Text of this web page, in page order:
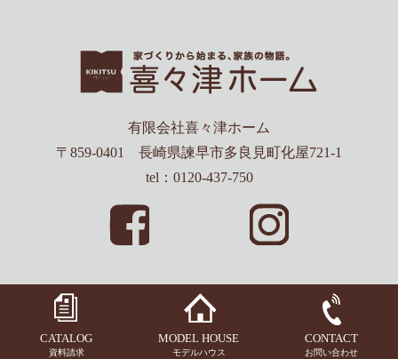
有限会社喜々津ホーム
〒859-0401 長崎県諫早市多良見町化屋721-1
tel：0120-437-750
CATALOG
資料請求
MODEL HOUSE
モデルハウス
CONTACT
お問い合わせ